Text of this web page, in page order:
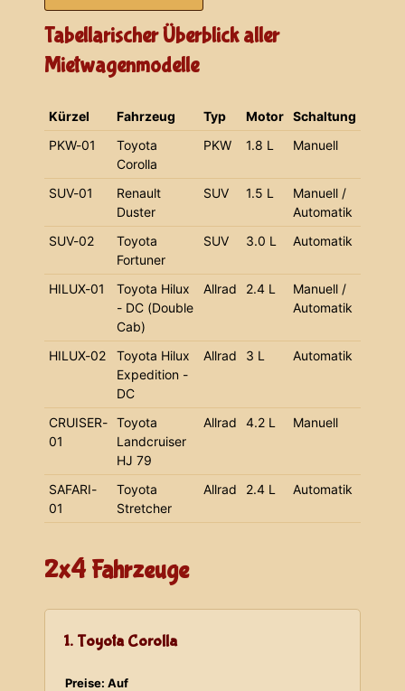
Tabellarischer Überblick aller
Mietwagenmodelle
Kürzel Fahrzeug Typ Motor Schaltung
PKW-01
Toyota
Corolla
PKW 1.8 L Manuell
SUV-01
Renault
Duster
SUV 1.5 L
Manuell /
Automatik
SUV-02
Toyota
Fortuner
SUV 3.0 L Automatik
HILUX-01
Toyota Hilux
- DC (Double
Cab)
Allrad 2.4 L
Manuell /
Automatik
HILUX-02
Toyota Hilux
Expedition -
DC
Allrad 3 L Automatik
CRUISER-
01
Toyota
Landcruiser
HJ 79
Allrad 4.2 L Manuell
SAFARI-
01
Toyota
Stretcher
Allrad 2.4 L Automatik
2x4 Fahrzeuge
1. Toyota Corolla
Preise: Auf